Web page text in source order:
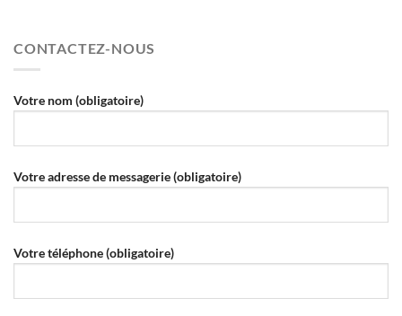
CONTACTEZ-NOUS
Votre nom (obligatoire)
Votre adresse de messagerie (obligatoire)
Votre téléphone (obligatoire)